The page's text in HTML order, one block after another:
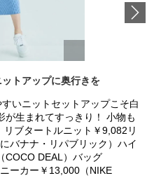
トアップに奥行きを
いニットセットアップこそ白
が生まれてすっきり！ 小物も
ブタートルニット￥9,082リ
バナナ・リパブリック）ハイ
COCO DEAL）バッグ
ーカー￥13,000（NIKE